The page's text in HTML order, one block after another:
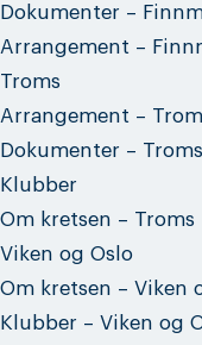
Dokumenter –
Arrangement –
Troms
Arrangement –
Dokumenter – Troms
Klubber
Om kretsen – Troms
Viken og Oslo
Om kretsen – Viken
Klubber – Viken og